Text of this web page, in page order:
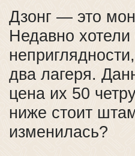
Дзонг — это
Недавно хотели
два лагеря.
цена их 50
ниже стоит
изменилась?